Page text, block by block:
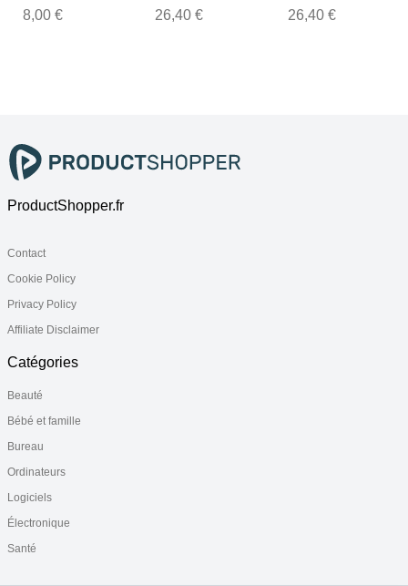
nœud papillon
8,00 €
90x200 - Blanc
26,40 €
90x190 - Blanc
26,40 €
ProductShopper.fr
Contact
Cookie Policy
Privacy Policy
Affiliate Disclaimer
Catégories
Beauté
Bébé et famille
Bureau
Ordinateurs
Logiciels
Électronique
Santé